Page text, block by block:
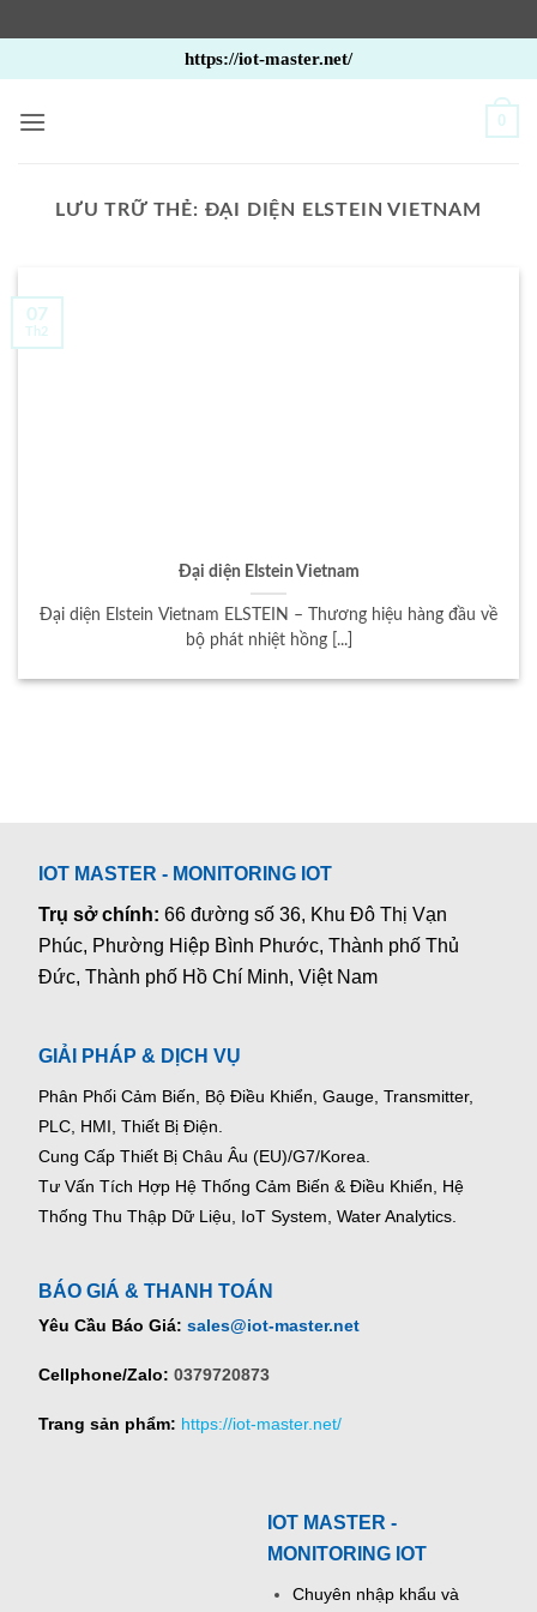
qua
nội
https://iot-master.net/
0
LƯU TRỮ THẺ: ĐẠI DIỆN ELSTEIN VIETNAM
Đại diện Elstein Vietnam
Đại diện Elstein Vietnam ELSTEIN – Thương hiệu hàng đầu về
bộ phát nhiệt hồng [...]
07
Th2
IOT MASTER - MONITORING IOT
Trụ sở chính:66 đường số 36, Khu Đô Thị Vạn
Phúc, Phường Hiệp Bình Phước, Thành phố Thủ
Đức, Thành phố Hồ Chí Minh, Việt Nam
GIẢI PHÁP & DỊCH VỤ
Phân Phối Cảm Biến, Bộ Điều Khiển, Gauge, Transmitter,
PLC, HMI, Thiết Bị Điện.
Cung Cấp Thiết Bị Châu Âu (EU)/G7/Korea.
Tư Vấn Tích Hợp Hệ Thống Cảm Biến & Điều Khiển, Hệ
Thống Thu Thập Dữ Liệu, IoT System, Water Analytics.
BÁO GIÁ & THANH TOÁN
Yêu Cầu Báo Giá: sales@iot-master.net
Cellphone/Zalo: 0379720873
Trang sản phẩm: https://iot-master.net/
IOT MASTER -
MONITORING IOT
Chuyên nhập khẩu và